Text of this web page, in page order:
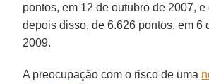
pontos, em 12 de outubro de 2007,
depois disso, de 6.626 pontos, em 6
2009.
A preocupação com o risco de uma